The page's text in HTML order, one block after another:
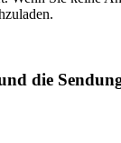
die